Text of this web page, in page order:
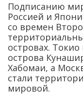
Подписанию
Россией и
со времен
островах.
острова
Хабомаи, а
стали
мировой.